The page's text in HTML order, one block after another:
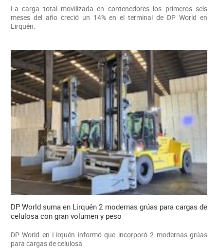
La carga total movilizada en contenedores los primeros seis
meses del año creció un 14% en el terminal de DP World en
Lirquén.
DP World suma en Lirquén 2 modernas grúas para cargas de
celulosa con gran volumen y peso
DP World en Lirquén informó que incorporó 2 modernas grúas
para cargas de celulosa.